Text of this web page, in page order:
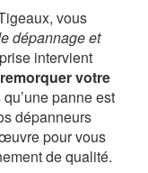
vous
dépannage et
intervient
votre
panne est
dépanneurs
pour vous
de qualité.